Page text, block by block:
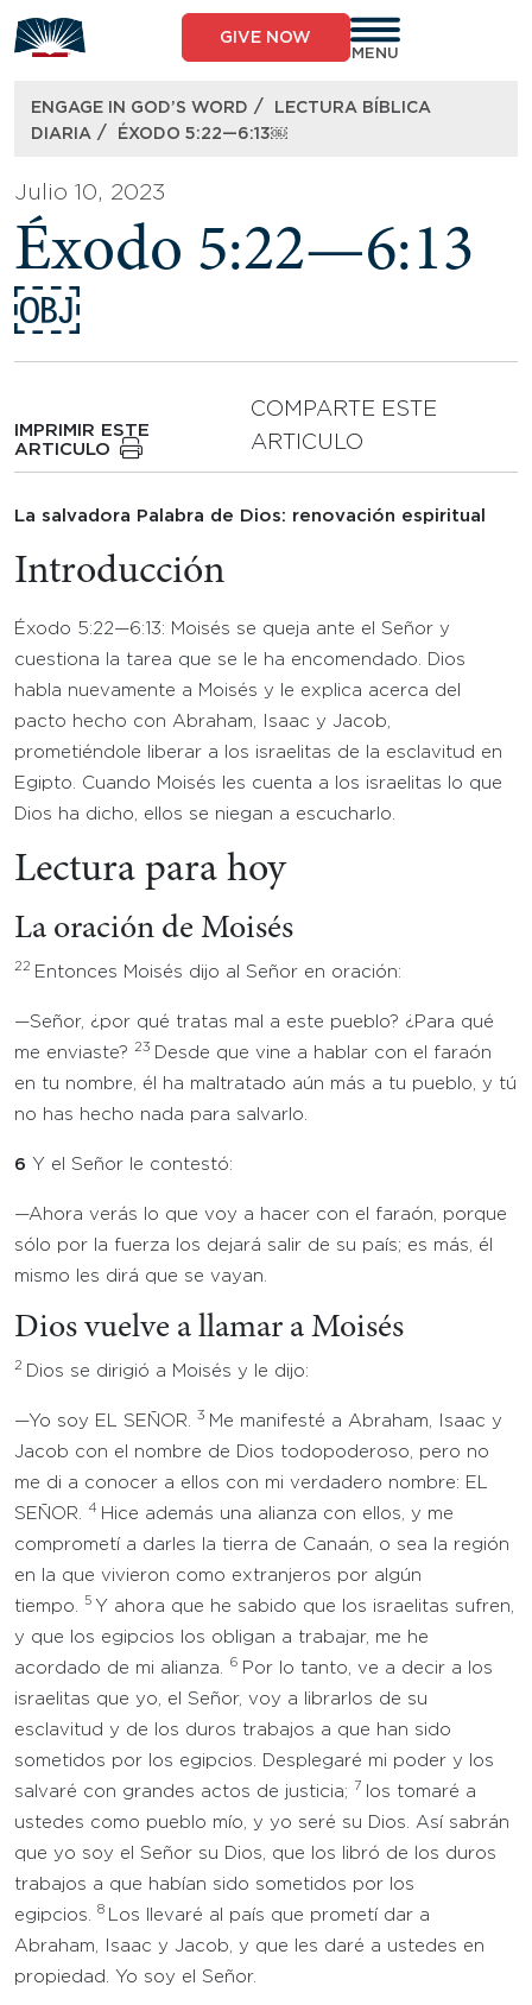
to
content
GIVE NOW
MENU
ENGAGE IN GOD’S WORD /
LECTURA BÍBLICA
DIARIA / ÉXODO 5:22—6:13￼
Julio 10, 2023
Éxodo 5:22—6:13
￼
IMPRIMIR ESTE
ARTICULO
COMPARTE ESTE
ARTICULO
La salvadora Palabra de Dios: renovación espiritual
Introducción
Éxodo 5:22—6:13: Moisés se queja ante el Señor y
cuestiona la tarea que se le ha encomendado. Dios
habla nuevamente a Moisés y le explica acerca del
pacto hecho con Abraham, Isaac y Jacob,
prometiéndole liberar a los israelitas de la esclavitud en
Egipto. Cuando Moisés les cuenta a los israelitas lo que
Dios ha dicho, ellos se niegan a escucharlo.
Lectura para hoy
La oración de Moisés
22 Entonces Moisés dijo al Señor en oración:
—Señor, ¿por qué tratas mal a este pueblo? ¿Para qué
me enviaste? 23
Desde que vine a hablar con el faraón
en tu nombre, él ha maltratado aún más a tu pueblo, y tú
no has hecho nada para salvarlo.
6 Y el Señor le contestó:
—Ahora verás lo que voy a hacer con el faraón, porque
sólo por la fuerza los dejará salir de su país; es más, él
mismo les dirá que se vayan.
Dios vuelve a llamar a Moisés
2 Dios se dirigió a Moisés y le dijo:
—Yo soy EL SEÑOR. 3 Me manifesté a Abraham, Isaac y
Jacob con el nombre de Dios todopoderoso, pero no
me di a conocer a ellos con mi verdadero nombre: EL
SEÑOR.
4 Hice además una alianza con ellos, y me
comprometí a darles la tierra de Canaán, o sea la región
en la que vivieron como extranjeros por algún
tiempo.
5 Y ahora que he sabido que los israelitas sufren,
y que los egipcios los obligan a trabajar, me he
acordado de mi alianza.
6 Por lo tanto, ve a decir a los
israelitas que yo, el Señor, voy a librarlos de su
esclavitud y de los duros trabajos a que han sido
sometidos por los egipcios. Desplegaré mi poder y los
salvaré con grandes actos de justicia;
7
los tomaré a
ustedes como pueblo mío, y yo seré su Dios. Así sabrán
que yo soy el Señor su Dios, que los libró de los duros
trabajos a que habían sido sometidos por los
egipcios.
8
Los llevaré al país que prometí dar a
Abraham, Isaac y Jacob, y que les daré a ustedes en
propiedad. Yo soy el Señor.